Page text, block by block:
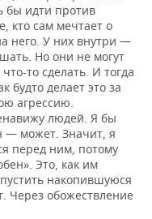
бы идти против
кто сам мечтает о
него. У них внутри —
Но они не могут
то сделать. И тогда
будто делает это за
агрессию.
людей. Я бы
— может. Значит, я
перед ним, потому
Это, как им
накопившуюся
Через обожествление